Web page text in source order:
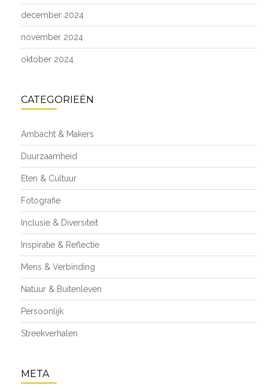
december 2024
november 2024
oktober 2024
CATEGORIEËN
Ambacht & Makers
Duurzaamheid
Eten & Cultuur
Fotografie
Inclusie & Diversiteit
Inspiratie & Reflectie
Mens & Verbinding
Natuur & Buitenleven
Persoonlijk
Streekverhalen
META